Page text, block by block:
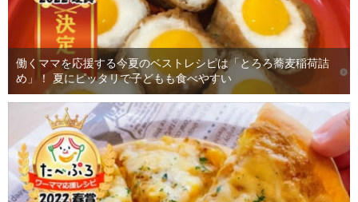
働くママを応援する今夏のベストレシピは「とろろ蕎麦稲荷詰
め」！ 夏にピッタリで子どもも食べやすい